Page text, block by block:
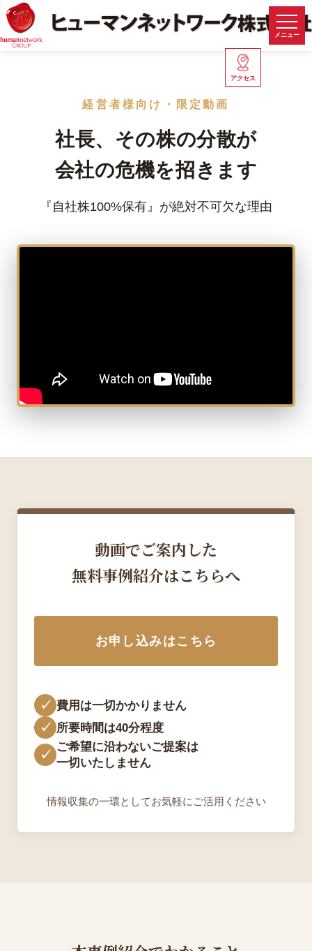
メニュー
アクセス
経営者様向け・限定動画
社長、その株の分散が
会社の危機を招きます
『自社株100%保有』が絶対不可欠な理由
動画でご案内した
無料事例紹介はこちらへ
お申し込みはこちら
✓ 費用は一切かかりません
✓ 所要時間は40分程度
✓
ご希望に沿わないご提案は
一切いたしません
情報収集の一環としてお気軽にご活用ください